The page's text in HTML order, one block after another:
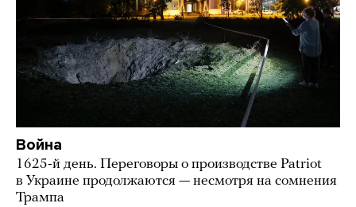
Война
1625-й день. Переговоры о производстве Patriot
в Украине продолжаются — несмотря на сомнения
Трампа